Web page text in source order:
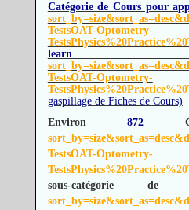
Catégorie de Cours pour
TestsOAT-Optometry-
TestsOAT-Optometry-
gaspillage de Fiches de Cours)
Environ872
TestsOAT-Optometry-
sous-catégorie